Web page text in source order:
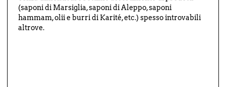
(saponi di Marsiglia, saponi di Aleppo, saponi
hammam, olii e burri di Karité, etc.) spesso introvabili
altrove.